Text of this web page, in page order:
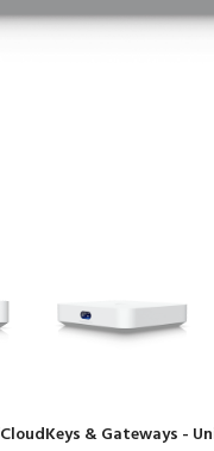
CloudKeys & Gateways -